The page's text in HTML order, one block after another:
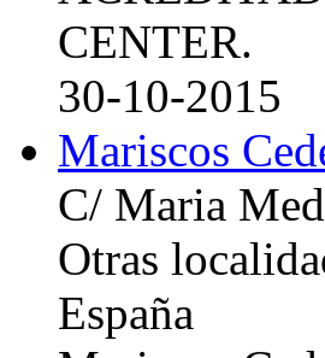
CENTER.
30-10-2015
Mariscos
C/ Maria
Otras
España